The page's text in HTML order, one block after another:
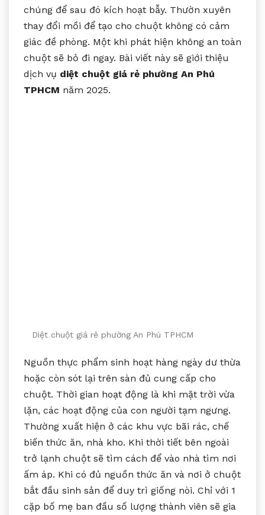
chúng để sau đó kích hoạt bẫy. Thườn xuyên
thay đổi mồi để tạo cho chuột không có cảm
giác đề phòng. Một khi phát hiện không an toàn
chuột sẽ bỏ đi ngay. Bài viết này sẽ giới thiệu
dịch vụ diệt chuột giá rẻ phường An Phú
TPHCM năm 2025.
Diệt chuột giá rẻ phường An Phú TPHCM
Nguồn thực phẩm sinh hoạt hàng ngày dư thừa
hoặc còn sót lại trên sàn đủ cung cấp cho
chuột. Thời gian hoạt động là khi mặt trời vừa
lặn, các hoạt động của con người tạm ngưng.
Thường xuất hiện ở các khu vực bãi rác, chế
biến thức ăn, nhà kho. Khi thời tiết bên ngoài
trở lạnh chuột sẽ tìm cách để vào nhà tìm nơi
ấm áp. Khi có đủ nguồn thức ăn và nơi ở chuột
bắt đầu sinh sản để duy trì giống nòi. Chỉ với 1
cặp bố mẹ ban đầu số lượng thành viên sẽ gia